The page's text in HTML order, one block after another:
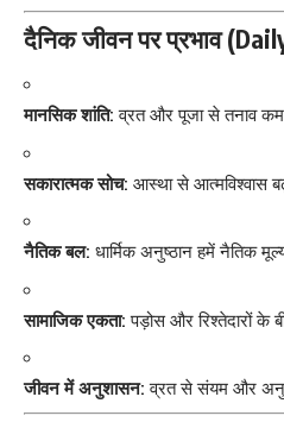
दैनिक जीवन पर प्रभाव
मानसिक शांति: व्रत और पूजा से तनाव कम
सकारात्मक सोच: आस्था से आत्मविश्वास
नैतिक बल: धार्मिक अनुष्ठान हमें नैतिक
सामाजिक एकता: पड़ोस और रिश्तेदारों के
जीवन में अनुशासन: व्रत से संयम और